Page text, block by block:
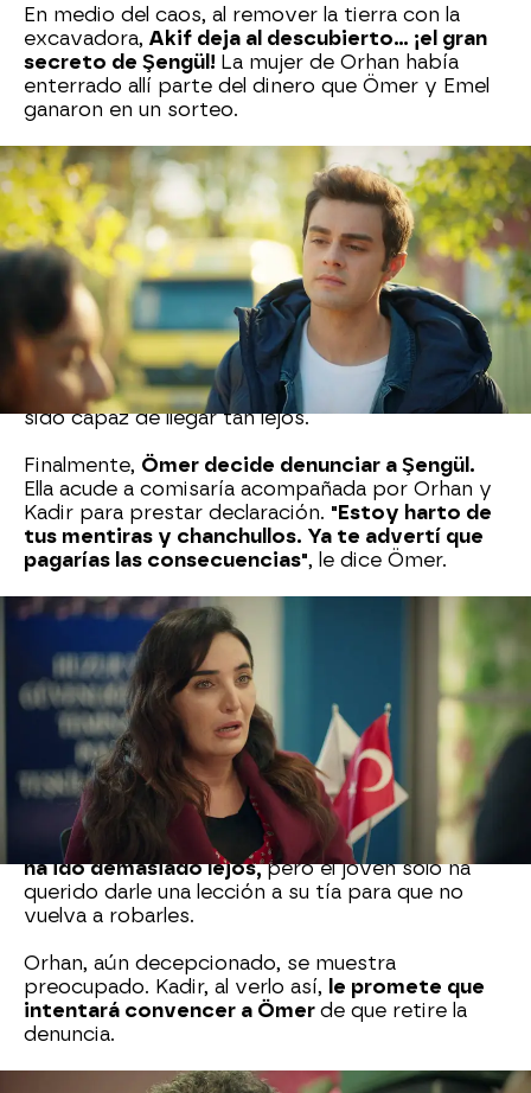
En medio del caos, al remover la tierra con la
excavadora, Akif deja al descubierto… ¡el gran
secreto de Şengül! La mujer de Orhan había
enterrado allí parte del dinero que Ömer y Emel
ganaron en un sorteo.
Muy enfadado, Ömer se enfrenta a su tía:"No
tienes corazón"
, le dice con la voz quebrada.
Şengül intenta justificarse, asegurando que no lo
robó y quelo usó para pagar deudas familiares.
Pero Ömer, dolido, le responde:"Esta vez no te
vas a salir con la tuya"y se va de casa lleno de
rabia.
Orhan, decepcionado, también la encara,al
igual que Kadir, que no puede entender cómo ha
sido capaz de llegar tan lejos.
Finalmente, Ömer decide denunciar a Şengül.
Ella acude a comisaría acompañada por Orhan y
Kadir para prestar declaración. "Estoy harto de
tus mentiras y chanchullos. Ya te advertí que
pagarías las consecuencias", le dice Ömer.
Al enterarse de que ha sido su propio sobrino
quien la ha denunciado, Şengül pierde los nervios:
"¡Eres un traidor, una víbora! ¡Te he querido
como a un hijo!" , le grita entre lágrimas. Si Ömer
no retira la denuncia,ella podría acabar en la
cárcel.
Cuando regresa a casa tras declarar, Aybike
está visiblemente preocupada por su madre,
Orhan intenta calmarla.
Aybike cree que Ömer
ha ido demasiado lejos,pero el joven solo ha
querido darle una lección a su tía para que no
vuelva a robarles.
Orhan, aún decepcionado, se muestra
preocupado. Kadir, al verlo así, le promete que
intentará convencer a Ömer de que retire la
denuncia.